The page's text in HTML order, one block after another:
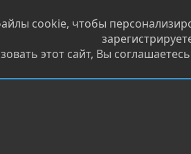
XenForo Ltd. Перевод от Jumuro®
cookie, чтобы
этот сайт, Вы